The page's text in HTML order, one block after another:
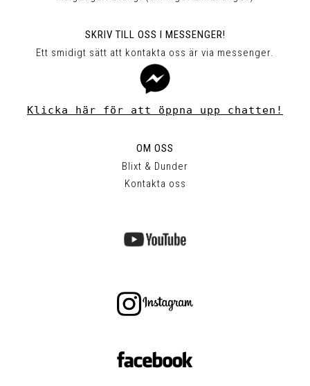
SKRIV TILL OSS I MESSENGER!
Ett smidigt sätt att kontakta oss är via messenger.
Klicka här för att öppna upp chatten!
OM OSS
Blixt & Dunder
Kontakta oss